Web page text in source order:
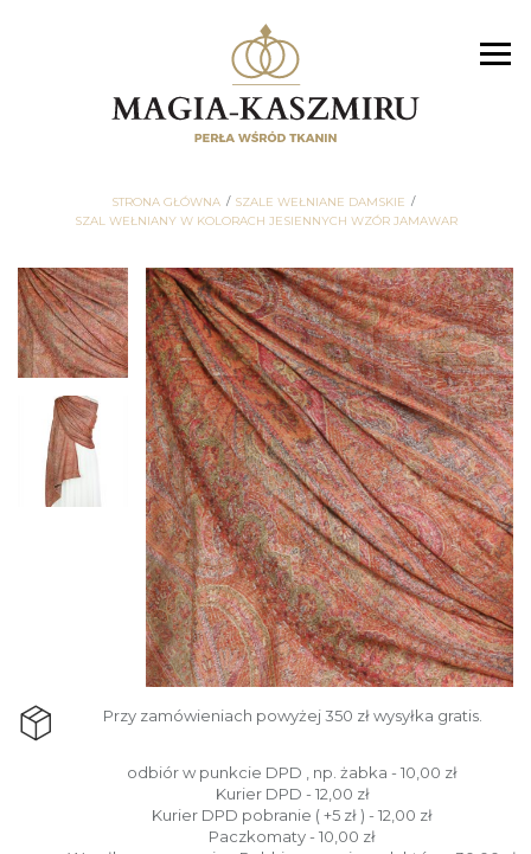
STRONA GŁÓWNA
SZALE WEŁNIANE DAMSKIE
SZAL WEŁNIANY W KOLORACH JESIENNYCH WZÓR JAMAWAR
Przy zamówieniach powyżej 350 zł wysyłka gratis.
odbiór w punkcie DPD , np. żabka - 10,00 zł
Kurier DPD - 12,00 zł
Kurier DPD pobranie ( +5 zł ) - 12,00 zł
Paczkomaty - 10,00 zł